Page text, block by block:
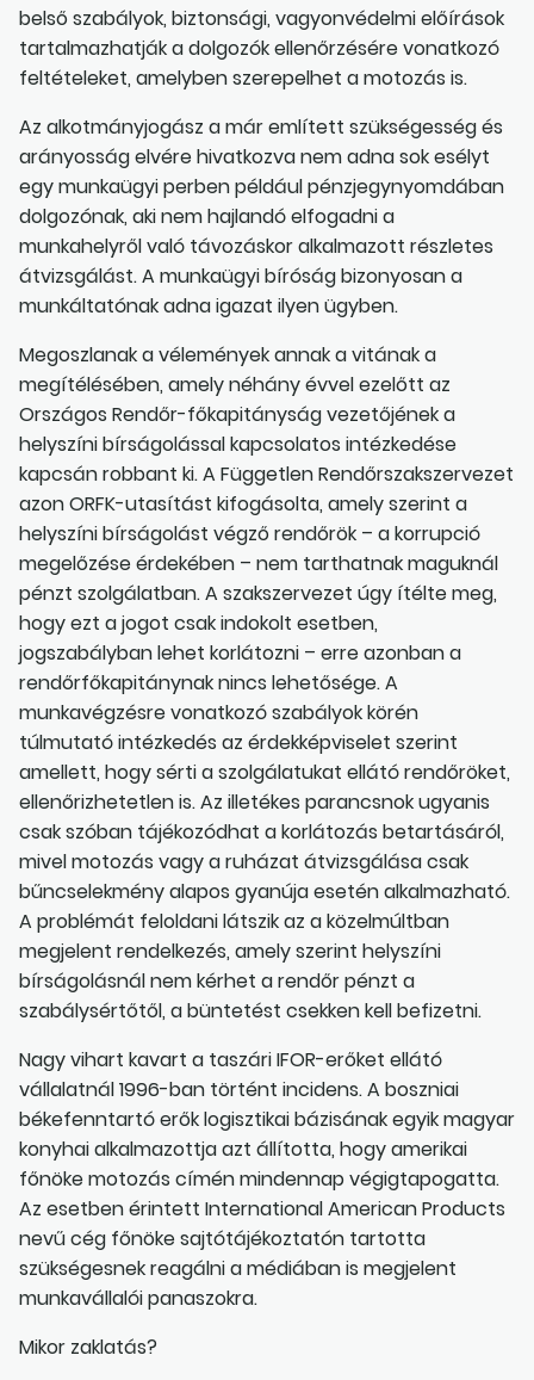
belső szabályok, biztonsági, vagyonvédelmi előírások
tartalmazhatják a dolgozók ellenőrzésére vonatkozó
feltételeket, amelyben szerepelhet a motozás is.
Az alkotmányjogász a már említett szükségesség és
arányosság elvére hivatkozva nem adna sok esélyt
egy munkaügyi perben például pénzjegynyomdában
dolgozónak, aki nem hajlandó elfogadni a
munkahelyről való távozáskor alkalmazott részletes
átvizsgálást. A munkaügyi bíróság bizonyosan a
munkáltatónak adna igazat ilyen ügyben.
Megoszlanak a vélemények annak a vitának a
megítélésében, amely néhány évvel ezelőtt az
Országos Rendőr-főkapitányság vezetőjének a
helyszíni bírságolással kapcsolatos intézkedése
kapcsán robbant ki. A Független Rendőrszakszervezet
azon ORFK-utasítást kifogásolta, amely szerint a
helyszíni bírságolást végző rendőrök – a korrupció
megelőzése érdekében – nem tarthatnak maguknál
pénzt szolgálatban. A szakszervezet úgy ítélte meg,
hogy ezt a jogot csak indokolt esetben,
jogszabályban lehet korlátozni – erre azonban a
rendőrfőkapitánynak nincs lehetősége. A
munkavégzésre vonatkozó szabályok körén
túlmutató intézkedés az érdekképviselet szerint
amellett, hogy sérti a szolgálatukat ellátó rendőröket,
ellenőrizhetetlen is. Az illetékes parancsnok ugyanis
csak szóban tájékozódhat a korlátozás betartásáról,
mivel motozás vagy a ruházat átvizsgálása csak
bűncselekmény alapos gyanúja esetén alkalmazható.
A problémát feloldani látszik az a közelmúltban
megjelent rendelkezés, amely szerint helyszíni
bírságolásnál nem kérhet a rendőr pénzt a
szabálysértőtől, a büntetést csekken kell befizetni.
Nagy vihart kavart a taszári IFOR-erőket ellátó
vállalatnál 1996-ban történt incidens. A boszniai
békefenntartó erők logisztikai bázisának egyik magyar
konyhai alkalmazottja azt állította, hogy amerikai
főnöke motozás címén mindennap végigtapogatta.
Az esetben érintett International American Products
nevű cég főnöke sajtótájékoztatón tartotta
szükségesnek reagálni a médiában is megjelent
munkavállalói panaszokra.
Mikor zaklatás?